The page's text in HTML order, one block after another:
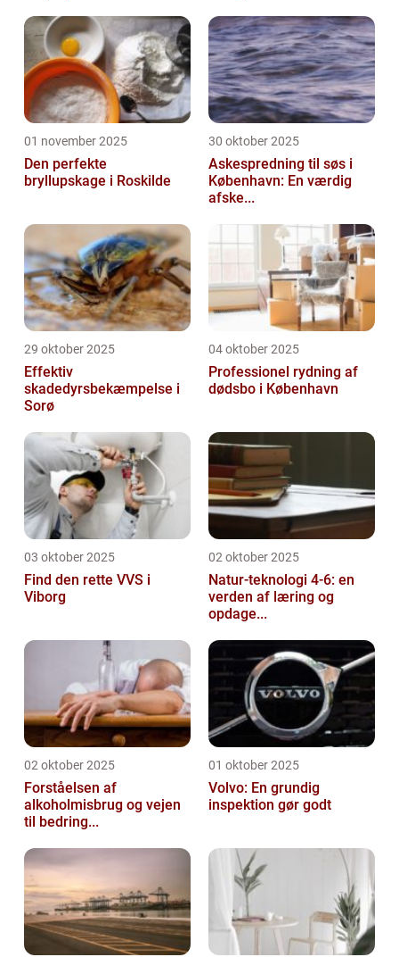
01 november 2025
Den perfekte
bryllupskage i Roskilde
30 oktober 2025
Askespredning til søs i
København: En værdig
afske...
29 oktober 2025
Effektiv
skadedyrsbekæmpelse i
Sorø
04 oktober 2025
Professionel rydning af
dødsbo i København
03 oktober 2025
Find den rette VVS i
Viborg
02 oktober 2025
Natur-teknologi 4-6: en
verden af læring og
opdage...
02 oktober 2025
Forståelsen af
alkoholmisbrug og vejen
til bedring...
01 oktober 2025
Volvo: En grundig
inspektion gør godt